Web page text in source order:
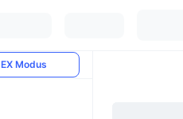
Modus